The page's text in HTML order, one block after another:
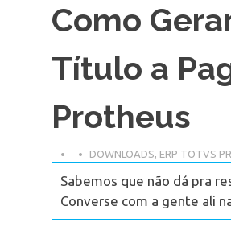
Como
Título a
Protheus
DOWNLOADS ERP TOTVS
Sabemos que não dá pra
Converse com a gente ali